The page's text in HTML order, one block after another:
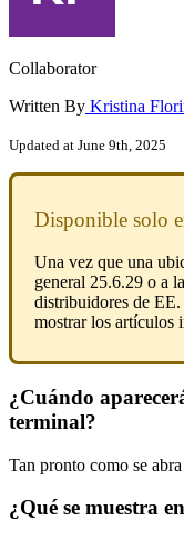
Collaborator
Written By Kristina
Updated at June 9th, 2025
Disponible solo
Una vez que una
general 25.6.29 o a la
distribuidores de EE.
mostrar los artículos
¿Cuándo aparecer
terminal?
Tan pronto como se abra
¿Qué se muestra en